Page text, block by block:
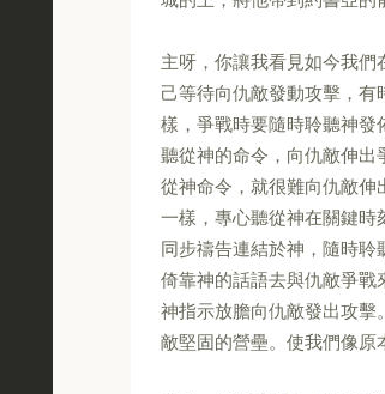
主呀，你讓我看見如今我
己等待向仇敵發動攻擊，
樣，爭戰時要隨時聆聽神發
聽從神的命令，向仇敵伸
從神命令，就很難向仇敵
一樣，專心聽從神在關鍵
同步禱告連結於神，隨時聆
倚靠神的話語去與仇敵爭
神指示放膽向仇敵發出攻
敵堅固的營壘。使我們像原